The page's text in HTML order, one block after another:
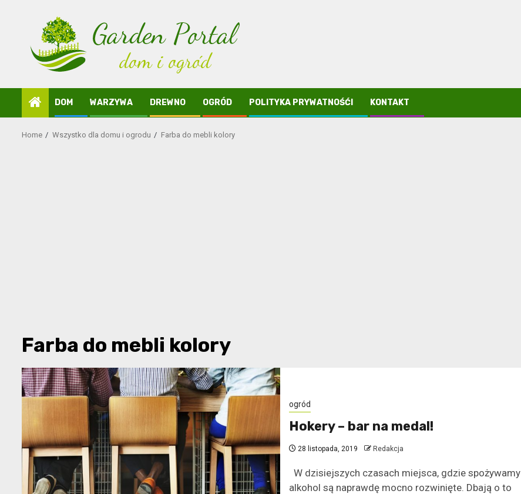
DOM WARZYWA DREWNO OGRÓD POLITYKA PRYWATNOŚĆI KONTAKT
Home Wszystko dla domu i ogrodu Farba do mebli kolory
Farba do mebli kolory
ogród
Hokery – bar na medal!
28 listopada, 2019 Redakcja
W dzisiejszych czasach miejsca, gdzie spożywamy
alkohol są naprawdę mocno rozwinięte. Dbają o to